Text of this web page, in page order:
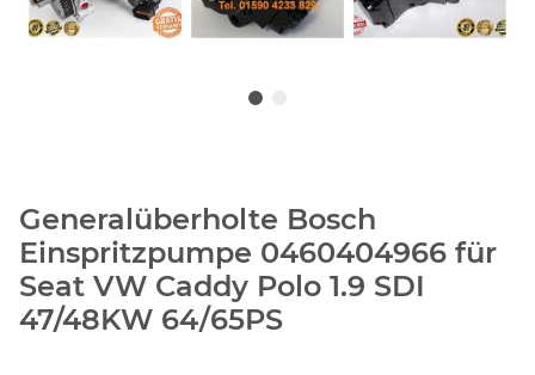
Generalüberholte Bosch
Einspritzpumpe 0460404966 für
Seat VW Caddy Polo 1.9 SDI
47/48KW 64/65PS